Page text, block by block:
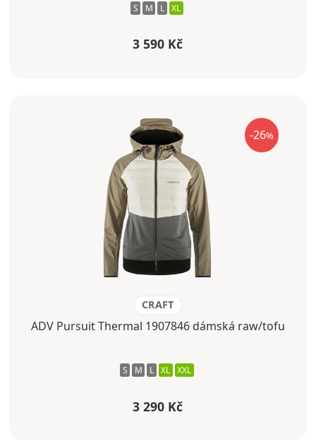
S M L XL
3 590 Kč
-26%
CRAFT
ADV Pursuit Thermal 1907846 dámská raw/tofu
S M L XL XXL
3 290 Kč